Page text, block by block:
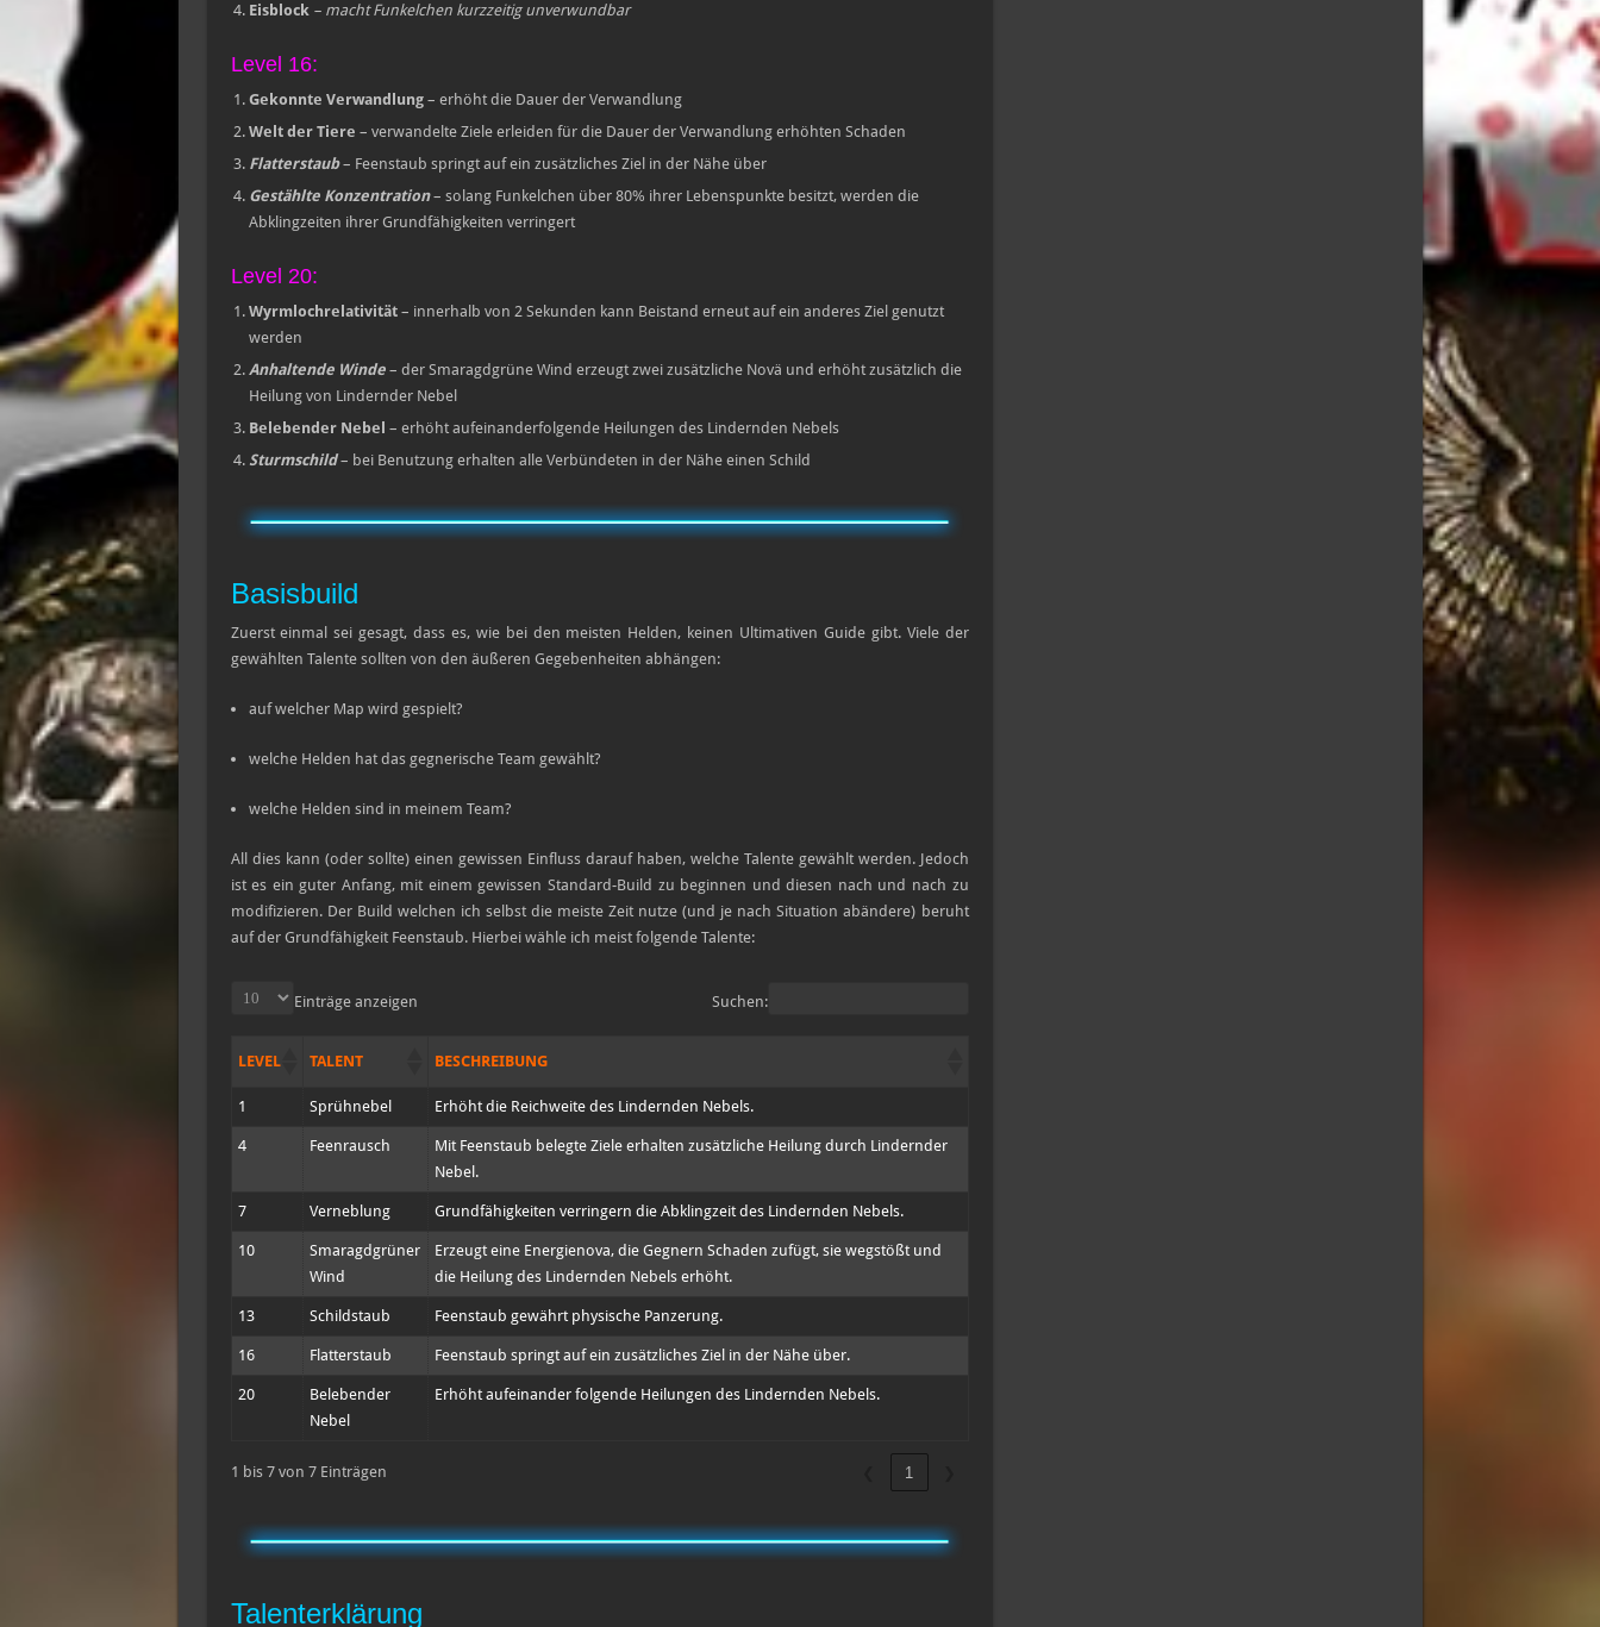
Eisblock– macht Funkelchen kurzzeitig unverwundbar
Level 16:
Gekonnte Verwandlung– erhöht die Dauer der Verwandlung
Welt der Tiere – verwandelte Ziele erleiden für die Dauer der Verwandlung erhöhten Schaden
Flatterstaub– Feenstaub springt auf ein zusätzliches Ziel in der Nähe über
Gestählte Konzentration– solang Funkelchen über 80% ihrer Lebenspunkte besitzt, werden die
Abklingzeiten ihrer Grundfähigkeiten verringert
Level 20:
Wyrmlochrelativität– innerhalb von 2 Sekunden kann Beistand erneut auf ein anderes Ziel genutzt
werden
Anhaltende Winde– der Smaragdgrüne Wind erzeugt zwei zusätzliche Novä und erhöht zusätzlich die
Heilung von Lindernder Nebel
Belebender Nebel – erhöht aufeinanderfolgende Heilungen des Lindernden Nebels
Sturmschild– bei Benutzung erhalten alle Verbündeten in der Nähe einen Schild
Basisbuild
Zuerst einmal sei gesagt, dass es, wie bei den meisten Helden, keinen Ultimativen Guide gibt. Viele der
gewählten Talente sollten von den äußeren Gegebenheiten abhängen:
auf welcher Map wird gespielt?
welche Helden hat das gegnerische Team gewählt?
welche Helden sind in meinem Team?
All dies kann (oder sollte) einen gewissen Einfluss darauf haben, welche Talente gewählt werden. Jedoch
ist es ein guter Anfang, mit einem gewissen Standard-Build zu beginnen und diesen nach und nach zu
modifizieren. Der Build welchen ich selbst die meiste Zeit nutze (und je nach Situation abändere) beruht
auf der Grundfähigkeit Feenstaub. Hierbei wähle ich meist folgende Talente:
Einträge anzeigen Suchen:
LEVEL TALENT BESCHREIBUNG
1 Sprühnebel Erhöht die Reichweite des Lindernden Nebels.
4 Feenrausch
Mit Feenstaub belegte Ziele erhalten zusätzliche Heilung durch Lindernder
Nebel.
7 Verneblung Grundfähigkeiten verringern die Abklingzeit des Lindernden Nebels.
10
Smaragdgrüner
Wind
Erzeugt eine Energienova, die Gegnern Schaden zufügt, sie wegstößt und
die Heilung des Lindernden Nebels erhöht.
13 Schildstaub Feenstaub gewährt physische Panzerung.
16 Flatterstaub Feenstaub springt auf ein zusätzliches Ziel in der Nähe über.
20
Belebender
Nebel
Erhöht aufeinander folgende Heilungen des Lindernden Nebels.
1 bis 7 von 7 Einträgen 1
Talenterklärung